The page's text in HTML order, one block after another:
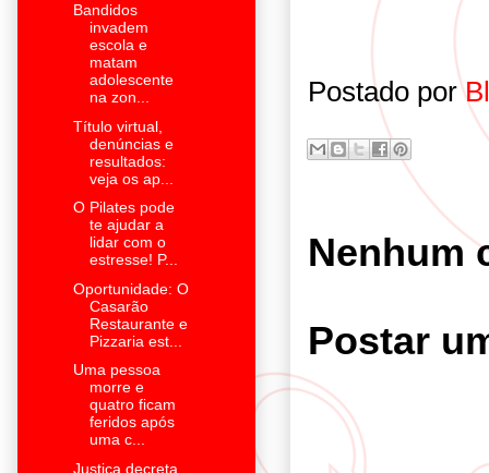
Postado por
Nenhum
Postar
Bandidos
invadem
escola e
matam
adolescente
na zon...
Título virtual,
denúncias e
resultados:
veja os ap...
O Pilates pode
te ajudar a
lidar com o
estresse! P...
Oportunidade: O
Casarão
Restaurante e
Pizzaria est...
Uma pessoa
morre e
quatro ficam
feridos após
uma c...
Justiça decreta